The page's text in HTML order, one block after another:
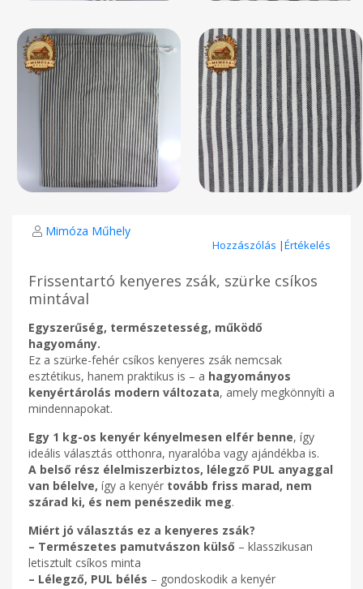
Mimóza Műhely
Hozzászólás |Értékelés
Frissentartó kenyeres zsák, szürke csíkos
mintával
Egyszerűség, természetesség, működő
hagyomány.
Ez a szürke-fehér csíkos kenyeres zsák nemcsak
esztétikus, hanem praktikus is – a hagyományos
kenyértárolás modern változata, amely megkönnyíti a
mindennapokat.
Egy 1 kg-os kenyér kényelmesen elfér benne, így
ideális választás otthonra, nyaralóba vagy ajándékba is.
A belső rész élelmiszerbiztos, lélegző PUL anyaggal
van bélelve, így a kenyér tovább friss marad, nem
szárad ki, és nem penészedik meg.
Miért jó választás ez a kenyeres zsák?
– Természetes pamutvászon külső – klasszikusan
letisztult csíkos minta
– Lélegző, PUL bélés – gondoskodik a kenyér